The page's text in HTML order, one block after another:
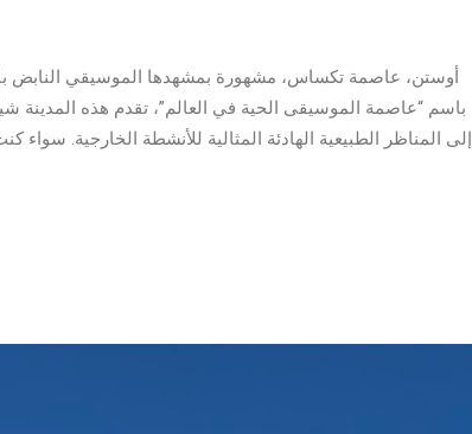
أوستن، عاصمة تكساس، مشهورة بمشهدها الموسيقي النابض
باسم “عاصمة الموسيقى الحية في العالم”، تقدم هذه المدينة
إلى المناظر الطبيعية الهادئة المثالية للأنشطة الخارجية.